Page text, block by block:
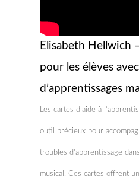
Elisabeth Hellwich
pour les élèves
d’apprentissages
Les cartes d’aide à
outil précieux pour
troubles d’apprentissage
musical. Ces cartes offrent